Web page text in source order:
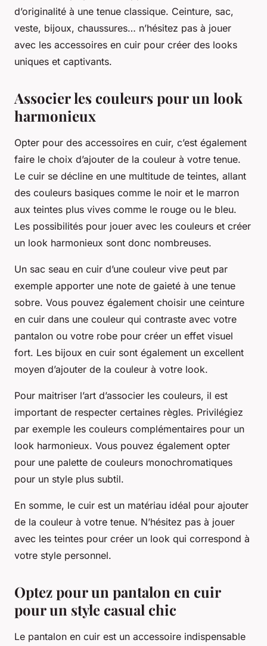
d’originalité à une tenue classique. Ceinture, sac,
veste, bijoux, chaussures… n’hésitez pas à jouer
avec les accessoires en cuir pour créer des looks
uniques et captivants.
Associer les couleurs pour un look
harmonieux
Opter pour des accessoires en cuir, c’est également
faire le choix d’ajouter de la couleur à votre tenue.
Le cuir se décline en une multitude de teintes, allant
des couleurs basiques comme le noir et le marron
aux teintes plus vives comme le rouge ou le bleu.
Les possibilités pour jouer avec les couleurs et créer
un look harmonieux sont donc nombreuses.
Un sac seau en cuir d’une couleur vive peut par
exemple apporter une note de gaieté à une tenue
sobre. Vous pouvez également choisir une ceinture
en cuir dans une couleur qui contraste avec votre
pantalon ou votre robe pour créer un effet visuel
fort. Les bijoux en cuir sont également un excellent
moyen d’ajouter de la couleur à votre look.
Pour maitriser l’art d’associer les couleurs, il est
important de respecter certaines règles. Privilégiez
par exemple les couleurs complémentaires pour un
look harmonieux. Vous pouvez également opter
pour une palette de couleurs monochromatiques
pour un style plus subtil.
En somme, le cuir est un matériau idéal pour ajouter
de la couleur à votre tenue. N’hésitez pas à jouer
avec les teintes pour créer un look qui correspond à
votre style personnel.
Optez pour un pantalon en cuir
pour un style casual chic
Le pantalon en cuir est un accessoire indispensable